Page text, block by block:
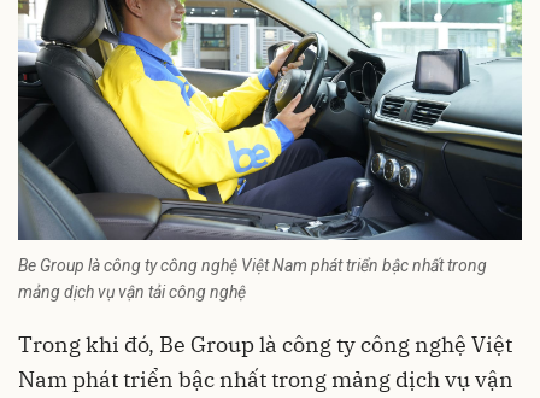
Be Group là công ty công nghệ Việt Nam phát triển bậc nhất trong
mảng dịch vụ vận tải công nghệ
Trong khi đó, Be Group là công ty công nghệ Việt
Nam phát triển bậc nhất trong mảng dịch vụ vận